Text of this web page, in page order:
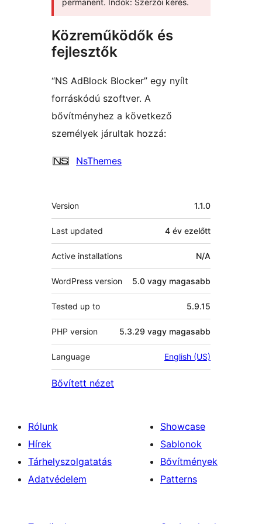
Közreműködők és
fejlesztők
“NS AdBlock Blocker” egy nyílt
forráskódú szoftver. A
bővítményhez a következő
személyek járultak hozzá:
Közreműködők
NsThemes
Meta
Version 1.1.0
Last updated 4 év ezelőtt
Active installations N/A
WordPress version 5.0 vagy magasabb
Tested up to 5.9.15
PHP version 5.3.29 vagy magasabb
Language English (US)
Bővített nézet
Rólunk
Hírek
Tárhelyszolgatatás
Adatvédelem
Showcase
Sablonok
Bővítmények
Patterns